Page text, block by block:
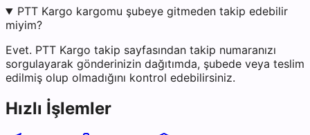
PTT Kargo kargomu şubeye gitmeden takip edebilir
miyim?
Evet. PTT Kargo takip sayfasından takip numaranızı
sorgulayarak gönderinizin dağıtımda, şubede veya teslim
edilmiş olup olmadığını kontrol edebilirsiniz.
Hızlı İşlemler